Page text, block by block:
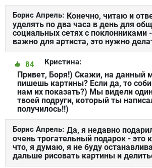
Борис Апрель: Конечно, читаю и
уделять по два часа в день для
социальных сетях с поклонниками
важно для артиста, это нужно
Кристина:
84
Привет, Боря!) Скажи, на данный
пишешь картины? Если да, то
нам их показать?) Мы видели
твоей подруги, который ты
получилось!!)
Борис Апрель: Да, я недавно
очень трогательный подарок - это
что, я думаю, я не буду
дальше рисовать картины и